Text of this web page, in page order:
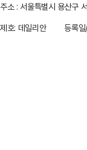
주소 : 서울특별시 용산구
제호: 데일리안
등록